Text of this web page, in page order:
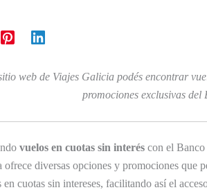
web de Viajes Galicia podés encontrar
promociones exclusivas del
vuelos en cuotas sin interés con el
diversas opciones y promociones que
en cuotas sin intereses, facilitando así el